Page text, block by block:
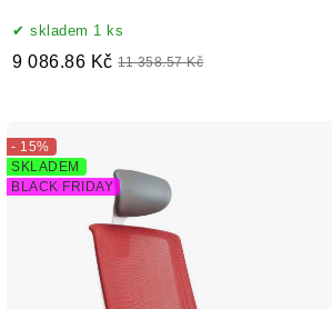
skladem 1 ks
9 086.86 Kč 11 358.57 Kč
- 15%
SKLADEM
BLACK FRIDAY